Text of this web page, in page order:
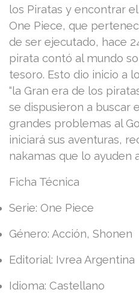
los Piratas y encontrar
One Piece, que
de ser ejecutado, hace
pirata contó al mundo
tesoro. Esto dio inicio a
“la Gran era de los
se dispusieron a buscar
grandes problemas al
iniciará sus aventuras,
nakamas que lo ayuden
Ficha Técnica
Serie: One Piece
Género: Acción, Shonen
Editorial: Ivrea Argentina
Idioma: Castellano